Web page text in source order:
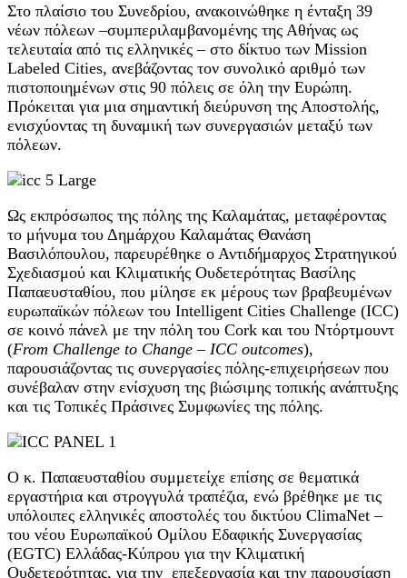
Στο πλαίσιο του Συνεδρίου, ανακοινώθηκε η ένταξη 39
νέων πόλεων –συμπεριλαμβανομένης της Αθήνας ως
τελευταία από τις ελληνικές – στο δίκτυο των Mission
Labeled Cities, ανεβάζοντας τον συνολικό αριθμό των
πιστοποιημένων στις 90 πόλεις σε όλη την Ευρώπη.
Πρόκειται για μια σημαντική διεύρυνση της Αποστολής,
ενισχύοντας τη δυναμική των συνεργασιών μεταξύ των
πόλεων.
Ως εκπρόσωπος της πόλης της Καλαμάτας, μεταφέροντας
το μήνυμα του Δημάρχου Καλαμάτας Θανάση
Βασιλόπουλου, παρευρέθηκε ο Αντιδήμαρχος Στρατηγικού
Σχεδιασμού και Κλιματικής Ουδετερότητας Βασίλης
Παπαευσταθίου, που μίλησε εκ μέρους των βραβευμένων
ευρωπαϊκών πόλεων του Intelligent Cities Challenge (ICC)
σε κοινό πάνελ με την πόλη του Cork και του Ντόρτμουντ
(From Challenge to Change – ICC outcomes),
παρουσιάζοντας τις συνεργασίες πόλης-επιχειρήσεων που
συνέβαλαν στην ενίσχυση της βιώσιμης τοπικής ανάπτυξης
και τις Τοπικές Πράσινες Συμφωνίες της πόλης.
Ο κ. Παπαευσταθίου συμμετείχε επίσης σε θεματικά
εργαστήρια και στρογγυλά τραπέζια, ενώ βρέθηκε με τις
υπόλοιπες ελληνικές αποστολές του δικτύου ClimaNet –
του νέου Ευρωπαϊκού Ομίλου Εδαφικής Συνεργασίας
(EGTC) Ελλάδας-Κύπρου για την Κλιματική
Ουδετερότητας, για την επεξεργασία και την παρουσίαση